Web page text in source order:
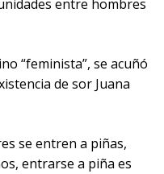
entre hombres
“feminista”, se acuñó
de sor Juana
se entren a piñas,
entrarse a piña es